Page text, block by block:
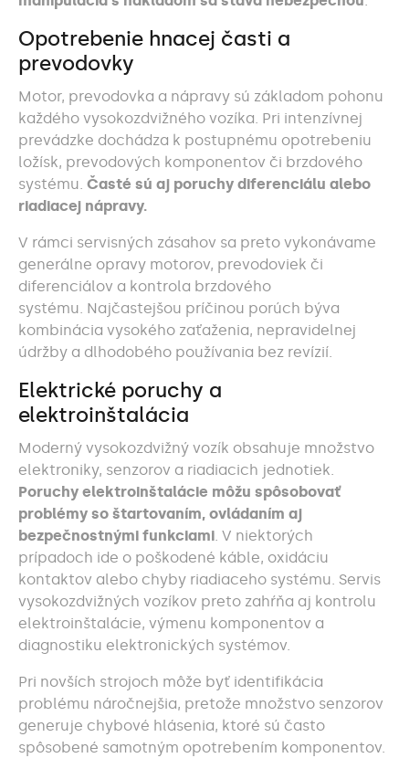
Opotrebenie hnacej časti a
prevodovky
Motor, prevodovka a nápravy sú základom pohonu
každého vysokozdvižného vozíka. Pri intenzívnej
prevádzke dochádza k postupnému opotrebeniu
ložísk, prevodových komponentov či brzdového
systému. Časté sú aj poruchy diferenciálu alebo
riadiacej nápravy.
V rámci servisných zásahov sa preto vykonávame
generálne opravy motorov, prevodoviek či
diferenciálov a kontrola brzdového
systému. Najčastejšou príčinou porúch býva
kombinácia vysokého zaťaženia, nepravidelnej
údržby a dlhodobého používania bez revízií.
Elektrické poruchy a
elektroinštalácia
Moderný vysokozdvižný vozík obsahuje množstvo
elektroniky, senzorov a riadiacich jednotiek.
Poruchy elektroinštalácie môžu spôsobovať
problémy so štartovaním, ovládaním aj
bezpečnostnými funkciami. V niektorých
prípadoch ide o poškodené káble, oxidáciu
kontaktov alebo chyby riadiaceho systému. Servis
vysokozdvižných vozíkov preto zahŕňa aj kontrolu
elektroinštalácie, výmenu komponentov a
diagnostiku elektronických systémov.
Pri novších strojoch môže byť identifikácia
problému náročnejšia, pretože množstvo senzorov
generuje chybové hlásenia, ktoré sú často
spôsobené samotným opotrebením komponentov.